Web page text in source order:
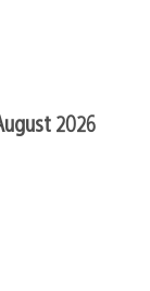
2026